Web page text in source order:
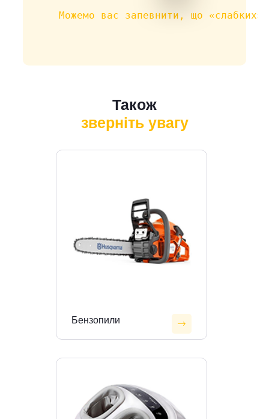
Можемо вас запевнити, що
Також
зверніть увагу
Бензопили